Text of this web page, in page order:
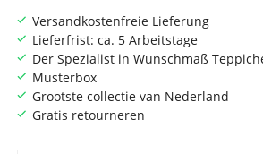
Versandkostenfreie Lieferung
Lieferfrist: ca. 5 Arbeitstage
Der Spezialist in Wunschmaß
Musterbox
Grootste collectie van Nederland
Gratis retourneren